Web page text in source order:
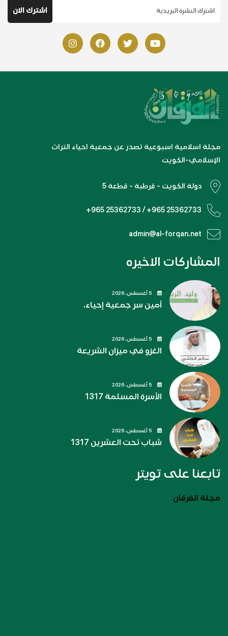
مجلة اسلامية اسبوعية تصدر عن جمعية احياء التراث
الإسلامي-الكويت
دولة الكويت - قرطبة - قطعة 5
+965 25362733 / +965 25362733
admin@al-forqan.net
المشاركات الاخيره
أمين سر جمعية إحياء.
الغزو في ميزان الشريعة
الأسرة المسلمة 1317
شباب تحت العشرين 1317
تابعنا على تويتر
مجلة الفرقان